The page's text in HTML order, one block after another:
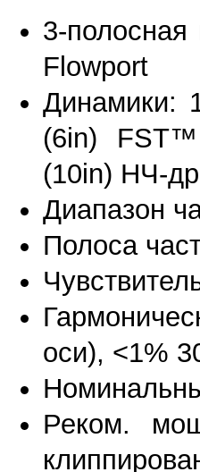
3-полосная
Flowport
Динамики:
(6in)
(10in) НЧ-
Диапазон
Полоса
оси), <1%
Реком.